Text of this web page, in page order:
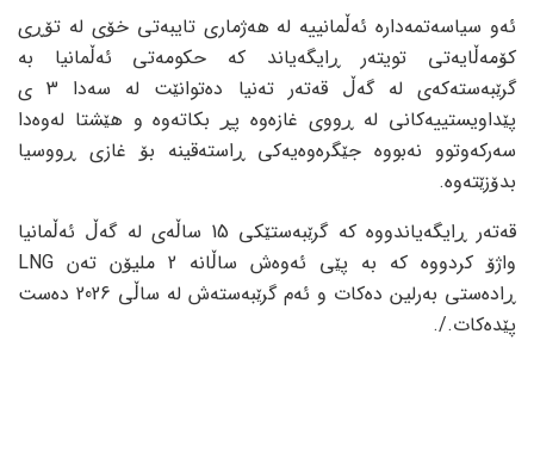
ئەو سیاسەتمەدارە ئەڵمانییە لە هەژماری تایبەتی خۆی لە تۆڕی
کۆمەڵایەتی تویتەر ڕایگەیاند کە حکومەتی ئەڵمانیا بە
گرێبەستەکەی لە گەڵ قەتەر تەنیا دەتوانێت لە سەدا 3 ی
پێداویستییەکانی لە ڕووی غازەوە پڕ بکاتەوە و هێشتا لەوەدا
سەرکەوتوو نەبووە جێگرەوەیەکی ڕاستەقینە بۆ غازی ڕووسیا
بدۆزێتەوە.
قەتەر ڕایگەیاندووە کە گرێبەستێکی 15 ساڵەی لە گەڵ ئەڵمانیا
واژۆ کردووە کە بە پێی ئەوەش ساڵانە 2 ملیۆن تەن LNG
ڕادەستی بەرلین دەکات و ئەم گرێبەستەش لە ساڵی 2026 دەست
پێدەکات./.